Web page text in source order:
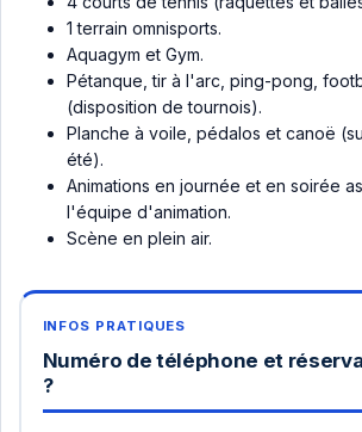
1 terrain omnisports.
Aquagym et Gym.
Pétanque, tir à l'arc, ping-pong,
(disposition de tournois).
Planche à voile, pédalos et canoë
été).
Animations en journée et en soirée
l'équipe d'animation.
Scène en plein air.
Numéro de téléphone et
?